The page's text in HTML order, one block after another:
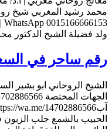
محمد رشيد المغربي شيخ
ولد فضيلة الشيخ الدكتور
رقم ساحر في
الشيخ الروحاني ابو بشير
الحبيب بالشمع جلب